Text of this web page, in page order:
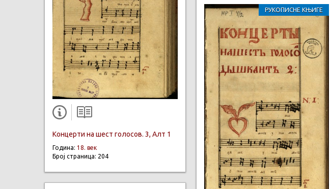
Концерти на шест голосов. 3, Алт 1
Година: 18. век
Број страница: 204
РУКОПИСНЕ КЊИГЕ